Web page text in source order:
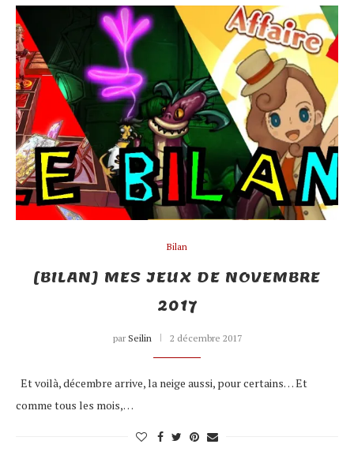
Bilan
[BILAN] MES JEUX DE NOVEMBRE
2017
par Seilin 2 décembre 2017
Et voilà, décembre arrive, la neige aussi, pour certains… Et
comme tous les mois,…